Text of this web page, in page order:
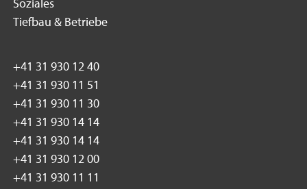
Soziales
Tiefbau & Betriebe
+41 31 930 12 40
+41 31 930 11 51
+41 31 930 11 30
+41 31 930 14 14
+41 31 930 14 14
+41 31 930 12 00
+41 31 930 11 11